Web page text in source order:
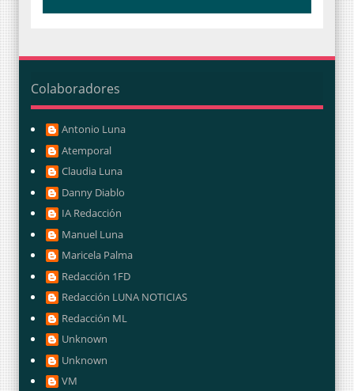
Colaboradores
Antonio Luna
Atemporal
Claudia Luna
Danny Diablo
IA Redacción
Manuel Luna
Maricela Palma
Redacción 1FD
Redacción LUNA NOTICIAS
Redacción ML
Unknown
Unknown
VM